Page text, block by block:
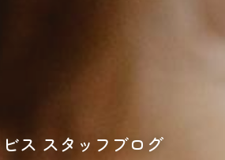
ス スタッフブログ